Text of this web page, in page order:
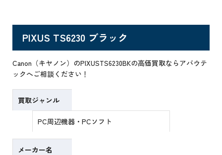
PIXUS TS6230 ブラック
Canon（キヤノン）のPIXUSTS6230BKの高価買取ならアバウテ
ックへご相談ください！
買取ジャンル
PC周辺機器・PCソフト
メーカー名